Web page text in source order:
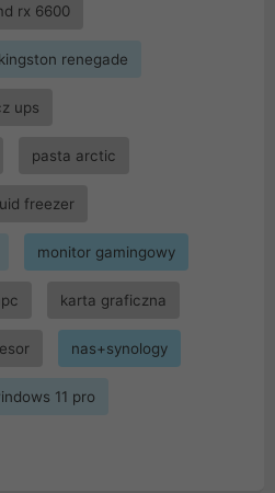
rx 6600
kingston renegade
ups
pasta arctic
freezer
monitor gamingowy
karta graficzna
nas+synology
11 pro